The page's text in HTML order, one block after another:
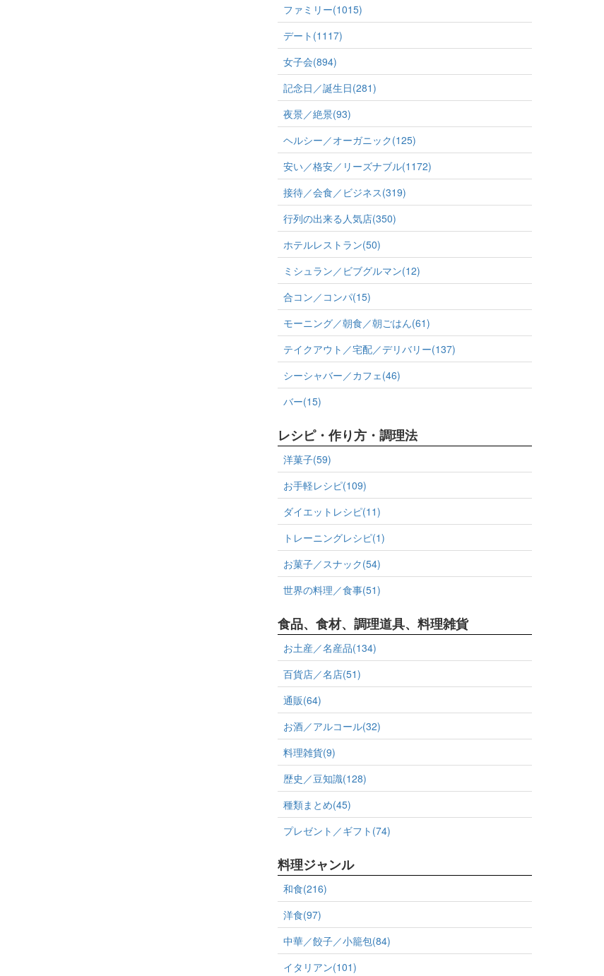
ファミリー(1015)
デート(1117)
女子会(894)
記念日／誕生日(281)
夜景／絶景(93)
ヘルシー／オーガニック(125)
安い／格安／リーズナブル(1172)
接待／会食／ビジネス(319)
行列の出来る人気店(350)
ホテルレストラン(50)
ミシュラン／ビブグルマン(12)
合コン／コンパ(15)
モーニング／朝食／朝ごはん(61)
テイクアウト／宅配／デリバリー(137)
シーシャバー／カフェ(46)
バー(15)
レシピ・作り方・調理法
洋菓子(59)
お手軽レシピ(109)
ダイエットレシピ(11)
トレーニングレシピ(1)
お菓子／スナック(54)
世界の料理／食事(51)
食品、食材、調理道具、料理雑貨
お土産／名産品(134)
百貨店／名店(51)
通販(64)
お酒／アルコール(32)
料理雑貨(9)
歴史／豆知識(128)
種類まとめ(45)
プレゼント／ギフト(74)
料理ジャンル
和食(216)
洋食(97)
中華／餃子／小籠包(84)
イタリアン(101)